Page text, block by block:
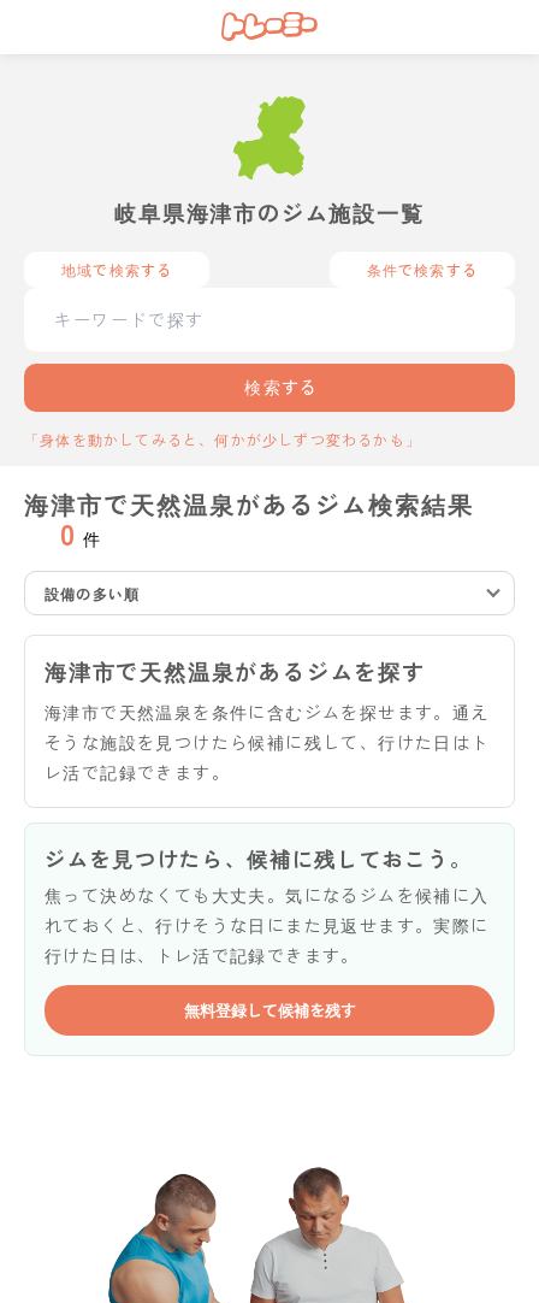
岐阜県海津市のジム施設一覧
地域で検索する 条件で検索する
検索する
「身体を動かしてみると、何かが少しずつ変わるかも」
海津市で天然温泉があるジム検索結果
0 件
設備の多い順
海津市で天然温泉があるジムを探す
海津市で天然温泉を条件に含むジムを探せます。通え
そうな施設を見つけたら候補に残して、行けた日はト
レ活で記録できます。
ジムを見つけたら、候補に残しておこう。
焦って決めなくても大丈夫。気になるジムを候補に入
れておくと、行けそうな日にまた見返せます。実際に
行けた日は、トレ活で記録できます。
無料登録して候補を残す